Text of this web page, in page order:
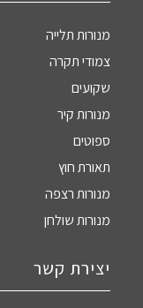
מנורות תלייה
צמודי תקרה
שקועים
מנורות קיר
ספוטים
תאורת חוץ
מנורות רצפה
מנורות שולחן
יצירת קשר